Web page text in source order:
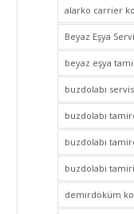
alarko carrier
Beyaz Eşya
beyaz eşya
buzdolabı
buzdolabı
buzdolabı
buzdolabı tamiri
demirdöküm